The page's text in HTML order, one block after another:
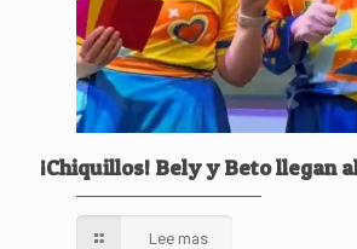
¡Chiquillos! Bely y Beto llegan
Lee mas